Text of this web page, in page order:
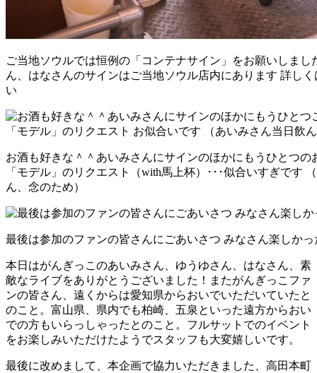
ご当地ソウルでは恒例の「コンテナサイン」をお願いしま
ん、はなさんのサインはご当地ソウル店内にあります 詳し
い
お酒も好きな＾＾あいみさんにサインのほかにもうひとつの
「モデル」のリクエスト（with馬上杯）･･･似合いすぎです
ん、念のため）
最後は参加のファンの皆さんにごあいさつ みなさん楽しか
本日はがんぎっこのあいみさん、ゆうゆさん、はなさん、素
敵なライブをありがとうございました！またがんぎっこファ
ンの皆さん、遠くからは愛知県からおいでいただいていたと
のこと。富山県、県内でも柏崎、五泉といった遠方からおい
での方もいらっしゃったとのこと。フルサットでのイベント
をお楽しみいただけたようでスタッフも大変嬉しいです。
最後に改めまして、本企画で協力いただきました、高田本町